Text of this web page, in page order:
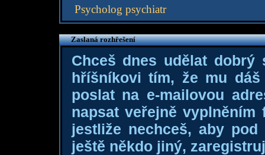
Psycholog psychiatr
Zaslaná rozhřešení
Chceš dnes udělat dobrý
hříšníkovi tím, že mu
poslat na e-mailovou
napsat veřejně
jestliže nechceš, aby
ještě někdo jiný,